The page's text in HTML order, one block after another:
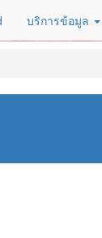
บริการข้อมูล